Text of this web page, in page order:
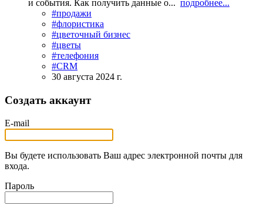
и события. Как получить данные о... подробнее...
#продажи
#флористика
#цветочный бизнес
#цветы
#телефония
#CRM
30 августа 2024 г.
Создать аккаунт
E-mail
Вы будете использовать Ваш адрес электронной почты для
входа.
Пароль